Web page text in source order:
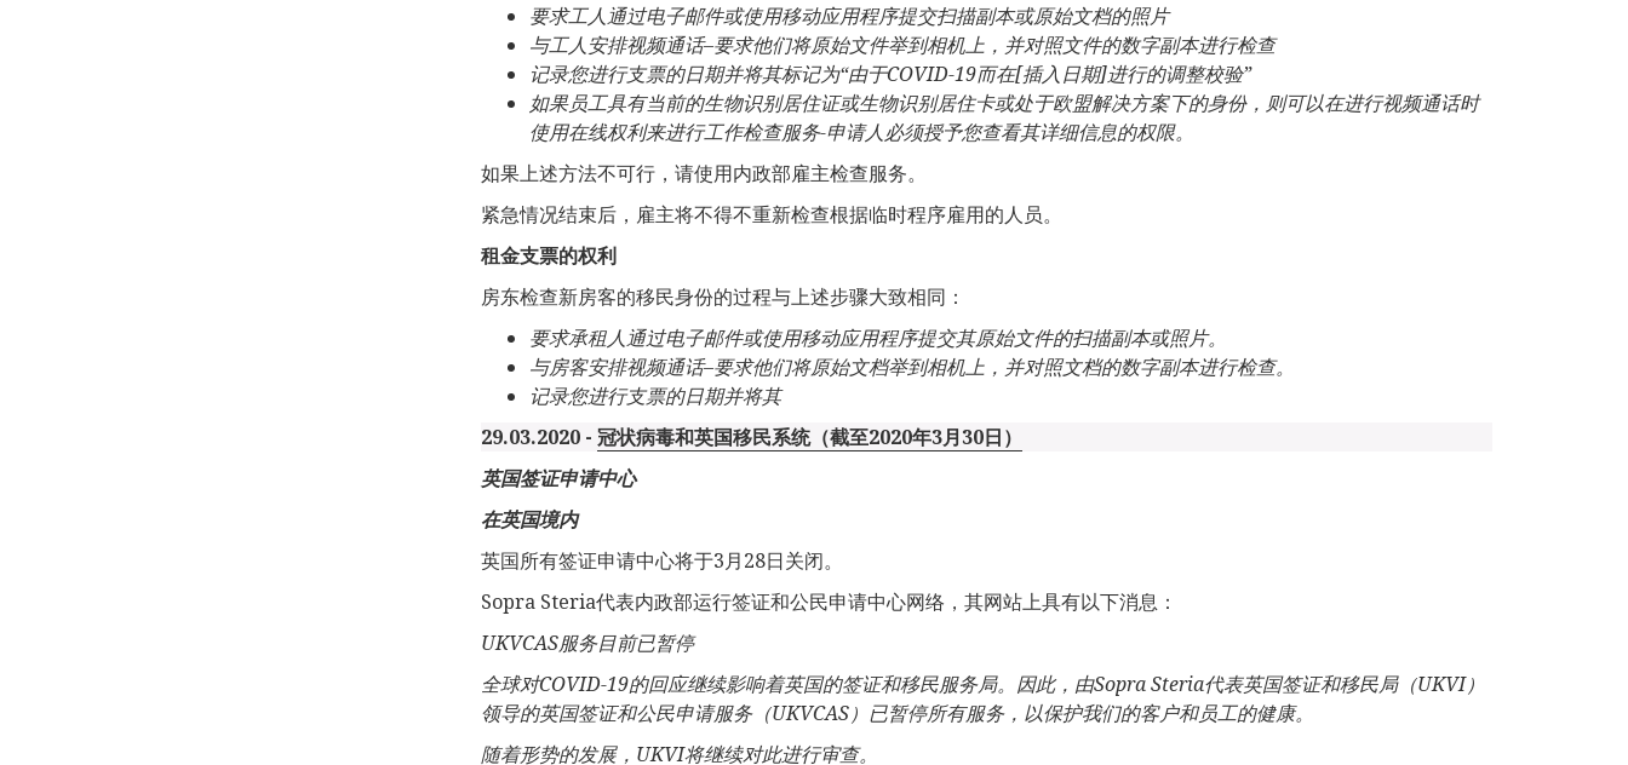
要求工人通过电子邮件或使用移动应用程序提交扫描副本或原始文档的照片
与工人安排视频通话–要求他们将原始文件举到相机上，并对照文件的数字副本进行检查
记录您进行支票的日期并将其标记为“由于COVID-19而在[插入日期]进行的调整校验”
如果员工具有当前的生物识别居住证或生物识别居住卡或处于欧盟解决方案下的身份，则可以在进行视频通话时
使用在线权利来进行工作检查服务-申请人必须授予您查看其详细信息的权限。
如果上述方法不可行，请使用内政部雇主检查服务。
紧急情况结束后，雇主将不得不重新检查根据临时程序雇用的人员。
租金支票的权利
房东检查新房客的移民身份的过程与上述步骤大致相同：
要求承租人通过电子邮件或使用移动应用程序提交其原始文件的扫描副本或照片。
与房客安排视频通话–要求他们将原始文档举到相机上，并对照文档的数字副本进行检查。
记录您进行支票的日期并将其
29.03.2020 - 冠状病毒和英国移民系统（截至2020年3月30日）
英国签证申请中心
在英国境内
英国所有签证申请中心将于3月28日关闭。
Sopra Steria代表内政部运行签证和公民申请中心网络，其网站上具有以下消息：
UKVCAS服务目前已暂停
全球对COVID-19的回应继续影响着英国的签证和移民服务局。因此，由Sopra Steria代表英国签证和移民局（UKVI）
领导的英国签证和公民申请服务（UKVCAS）已暂停所有服务，以保护我们的客户和员工的健康。
随着形势的发展， UKVI将继续对此进行审查。